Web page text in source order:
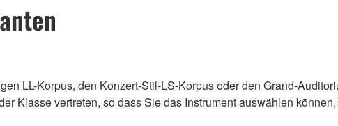
LL-Korpus, den Konzert-Stil-LS-Korpus oder den Grand-
Klasse vertreten, so dass Sie das Instrument auswählen